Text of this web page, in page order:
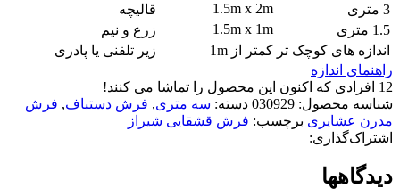
3 متری
1.5m x 2m
قالیچه
1.5 متری
1.5m x 1m
زرع و نیم
اندازه های کوچک تر کمتر از 1m
زیر تلفنی یا پادری
راهنمای اندازه
12 افرادی که اکنون این محصول را تماشا می کنند!
شناسه محصول: 030929 دسته: سه متری, فرش دستباف, فرش
مدرن عشایری برچسب: فرش قشقایی شیراز
اشتراک‌گذاری:
دیدگاهها